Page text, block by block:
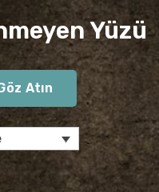
Yüzü
Atın